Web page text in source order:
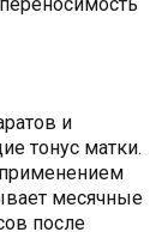
и
тонус матки.
месячные
после